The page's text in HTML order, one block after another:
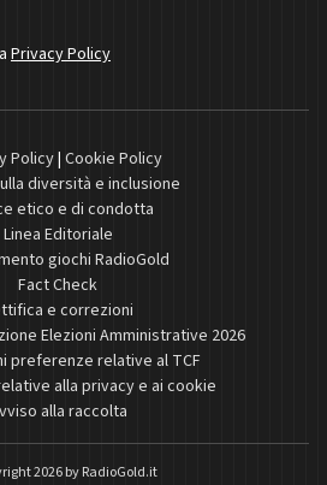
Privacy Policy
Policy| Cookie Policy
diversità e inclusione
etico e di condotta
Linea Editoriale
giochi RadioGold
Fact Check
e correzioni
Elezioni Amministrative 2026
preferenze relative al TCF
alla privacy e ai cookie
alla raccolta
2026 byRadioGold.it